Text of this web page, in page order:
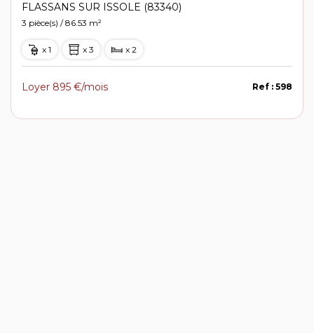
FLASSANS SUR ISSOLE (83340)
3 pièce(s) / 86.53 m²
x 1 x 3 x 2
Loyer 895 €/mois Ref : 598